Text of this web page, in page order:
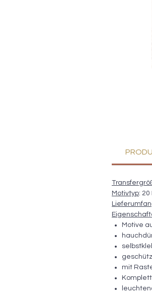
Motivtyp:
Motive
mit